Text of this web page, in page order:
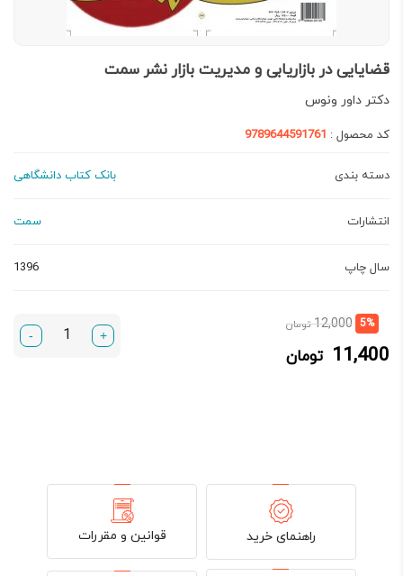
قضایایی در بازاریابی و مدیریت بازار نشر سمت
دكتر داور ونوس
کد محصول : 9789644591761
دسته بندی بانک کتاب دانشگاهی
انتشارات سمت
سال چاپ 1396
5%
12,000 تومانقیمت
11,400 تومان
قیمت
11,400 تومان.
+
-
راهنمای خرید قوانین و مقررات